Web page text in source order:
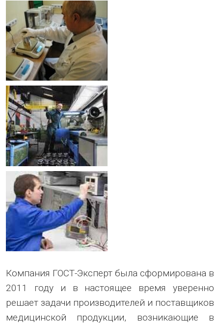
Компания ГОСТ-Эксперт была сформирована в
2011 году и в настоящее время уверенно
решает задачи производителей и поставщиков
медицинской продукции, возникающие в